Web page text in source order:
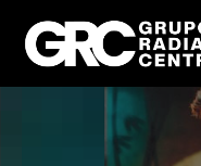
Saltar
al